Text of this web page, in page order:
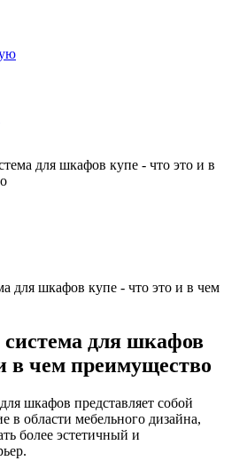
для шкафов купе - что это и в
для шкафов
в чем преимущество
шкафов представляет собой
в области мебельного дизайна,
более эстетичный и